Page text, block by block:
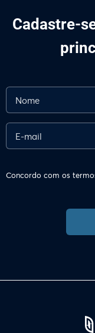
Cadastre-
Concordo com os